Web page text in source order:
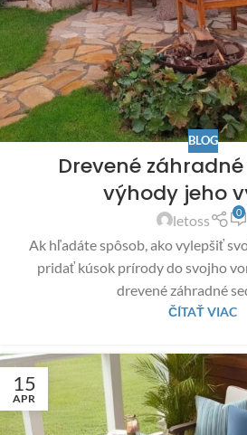
BLOG
Drevené
výhody jeho
letoss 0
Ak hľadáte spôsob, ako vylepšiť
pridať kúsok prírody do svojho
drevené záhradné
ČÍTAŤ VIAC
15
APR